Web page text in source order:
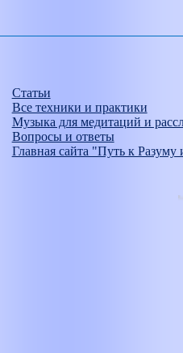
Статьи
Все техники и практики
Музыка для медитаций и
Вопросы и ответы
Главная сайта "Путь к